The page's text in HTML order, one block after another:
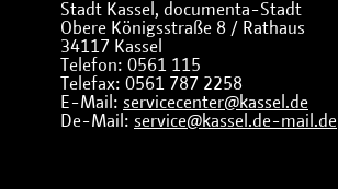
Stadt Kassel, documenta-Stadt
Obere Königsstraße 8 / Rathaus
34117 Kassel
Telefon: 0561 115
Telefax: 0561 787 2258
E-Mail: servicecenter@kassel.de
De-Mail: service@kassel.de-mail.de